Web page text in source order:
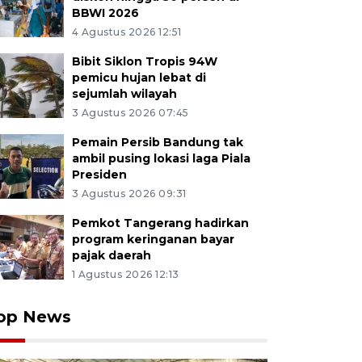
BBWI 2026
4 Agustus 2026 12:51
Bibit Siklon Tropis 94W
pemicu hujan lebat di
sejumlah wilayah
3 Agustus 2026 07:45
Pemain Persib Bandung tak
ambil pusing lokasi laga Piala
Presiden
3 Agustus 2026 09:31
Pemkot Tangerang hadirkan
program keringanan bayar
pajak daerah
1 Agustus 2026 12:13
News